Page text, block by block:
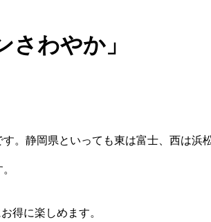
わやか」
。静岡県といっても東は富士、西は浜
得に楽しめます。